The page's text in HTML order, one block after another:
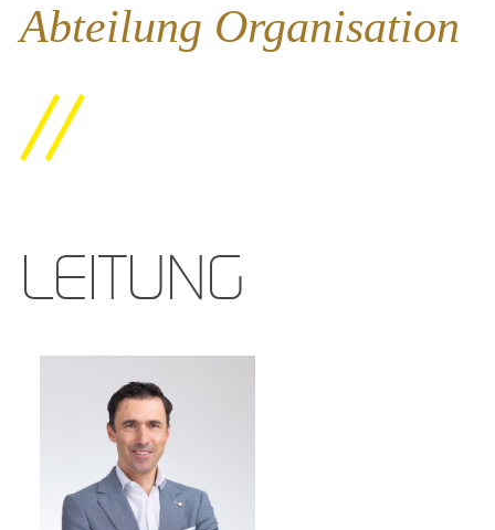
Abteilung Organisation
LEITUNG